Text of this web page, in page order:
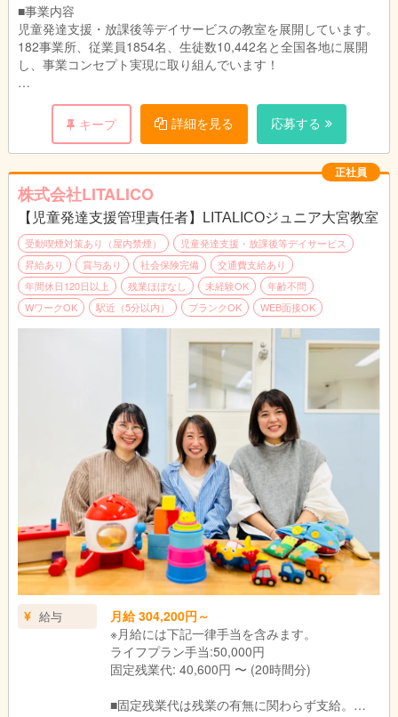
■事業内容
児童発達支援・放課後等デイサービスの教室を展開しています。
182事業所、従業員1854名、生徒数10,442名と全国各地に展開
し、事業コンセプト実現に取り組んでいます！
1教室あたり約50名～60名のお子さまが通所されております。
（1）親御さまのニーズヒアリングやお子さまの特性、生活・ソ
ーシャルスキルのアセスメント
（2）個別支援計画の作成及び管理
（3）コンプライアンスに基づくサービスの管理業務全般
（4）教育・育児・発達相談業務
（5）地域における関係機関との連絡調整・折衝業務
（6）福祉サービスの説明、関係機関利用の際のアドバイス
■1日の流れ（一例）
10:30～11:30 行政との連絡調整
11:30～12:30 支援計画の提示、面談
14:00～16:00 親御様と面談（指導中と家庭での困り感をご相
18:00～19:00 指導員と支援計画のケース会議
※持ち帰り仕事やサービス残業は禁止しております。
※すべてのデータを自社システムで一元管理しており、スタッフ
同士の情報連携もスムーズです。
キープ 詳細を見る 応募する
正社員
株式会社LITALICO
【児童発達支援管理責任者】LITALICOジュニア大宮教室
受動喫煙対策あり（屋内禁煙）
児童発達支援・放課後等デイサービス
昇給あり
賞与あり 社会保険完備
交通費支給あり
年間休日120日以上
残業ほぼなし 未経験OK
年齢不問
WワークOK
駅近（5分以内） ブランクOK WEB面接OK
給与
月給 304,200円～
※月給には下記一律手当を含みます。
ライフプラン手当:50,000円
固定残業代: 40,600円 〜 (20時間分)
■固定残業代は残業の有無に関わらず支給。